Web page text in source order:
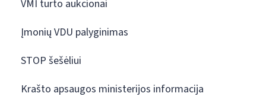
VMI turto aukcionai
Įmonių VDU palyginimas
STOP šešėliui
Krašto apsaugos ministerijos informacija